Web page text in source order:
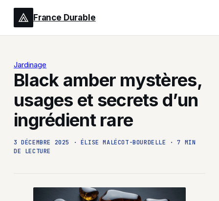
France Durable
Jardinage
Black amber mystères,
usages et secrets d’un
ingrédient rare
3 DÉCEMBRE 2025 · ÉLISE MALÉCOT-BOURDELLE ·
7 MIN
DE LECTURE